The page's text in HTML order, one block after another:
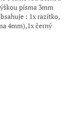
písma 3mm
: 1x razítko,
4mm),1x černý